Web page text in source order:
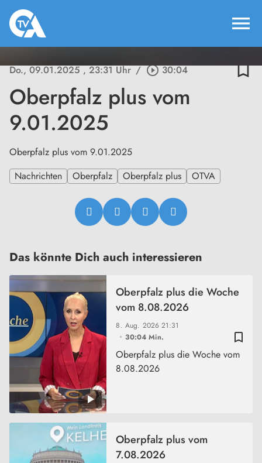
menu
Do., 09.01.2025, 23:31 Uhr / play_circle_outline30:04 bookmark_border
Oberpfalz plus vom
9.01.2025
Oberpfalz plus vom 9.01.2025
Nachrichten
Oberpfalz Oberpfalz plus OTVA
Das könnte Dich auch interessieren
bookmark_border
8. Aug. 202621:31
30:04 Min.
Oberpfalz plus die Woche
vom 8.08.2026
Oberpfalz plus die Woche vom
8.08.2026
Oberpfalz plus vom
7.08.2026